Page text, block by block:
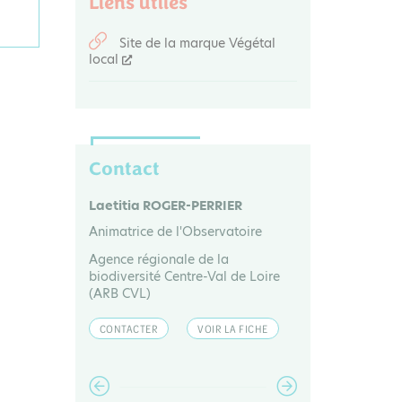
Site de la marque Végétal
local
Contact
Rémi DUPRÉ
Chargé d'études flore et
bryophytes / Animateur du pôle
Flore et Habitat de l'Observatoire
Conservatoire botanique national